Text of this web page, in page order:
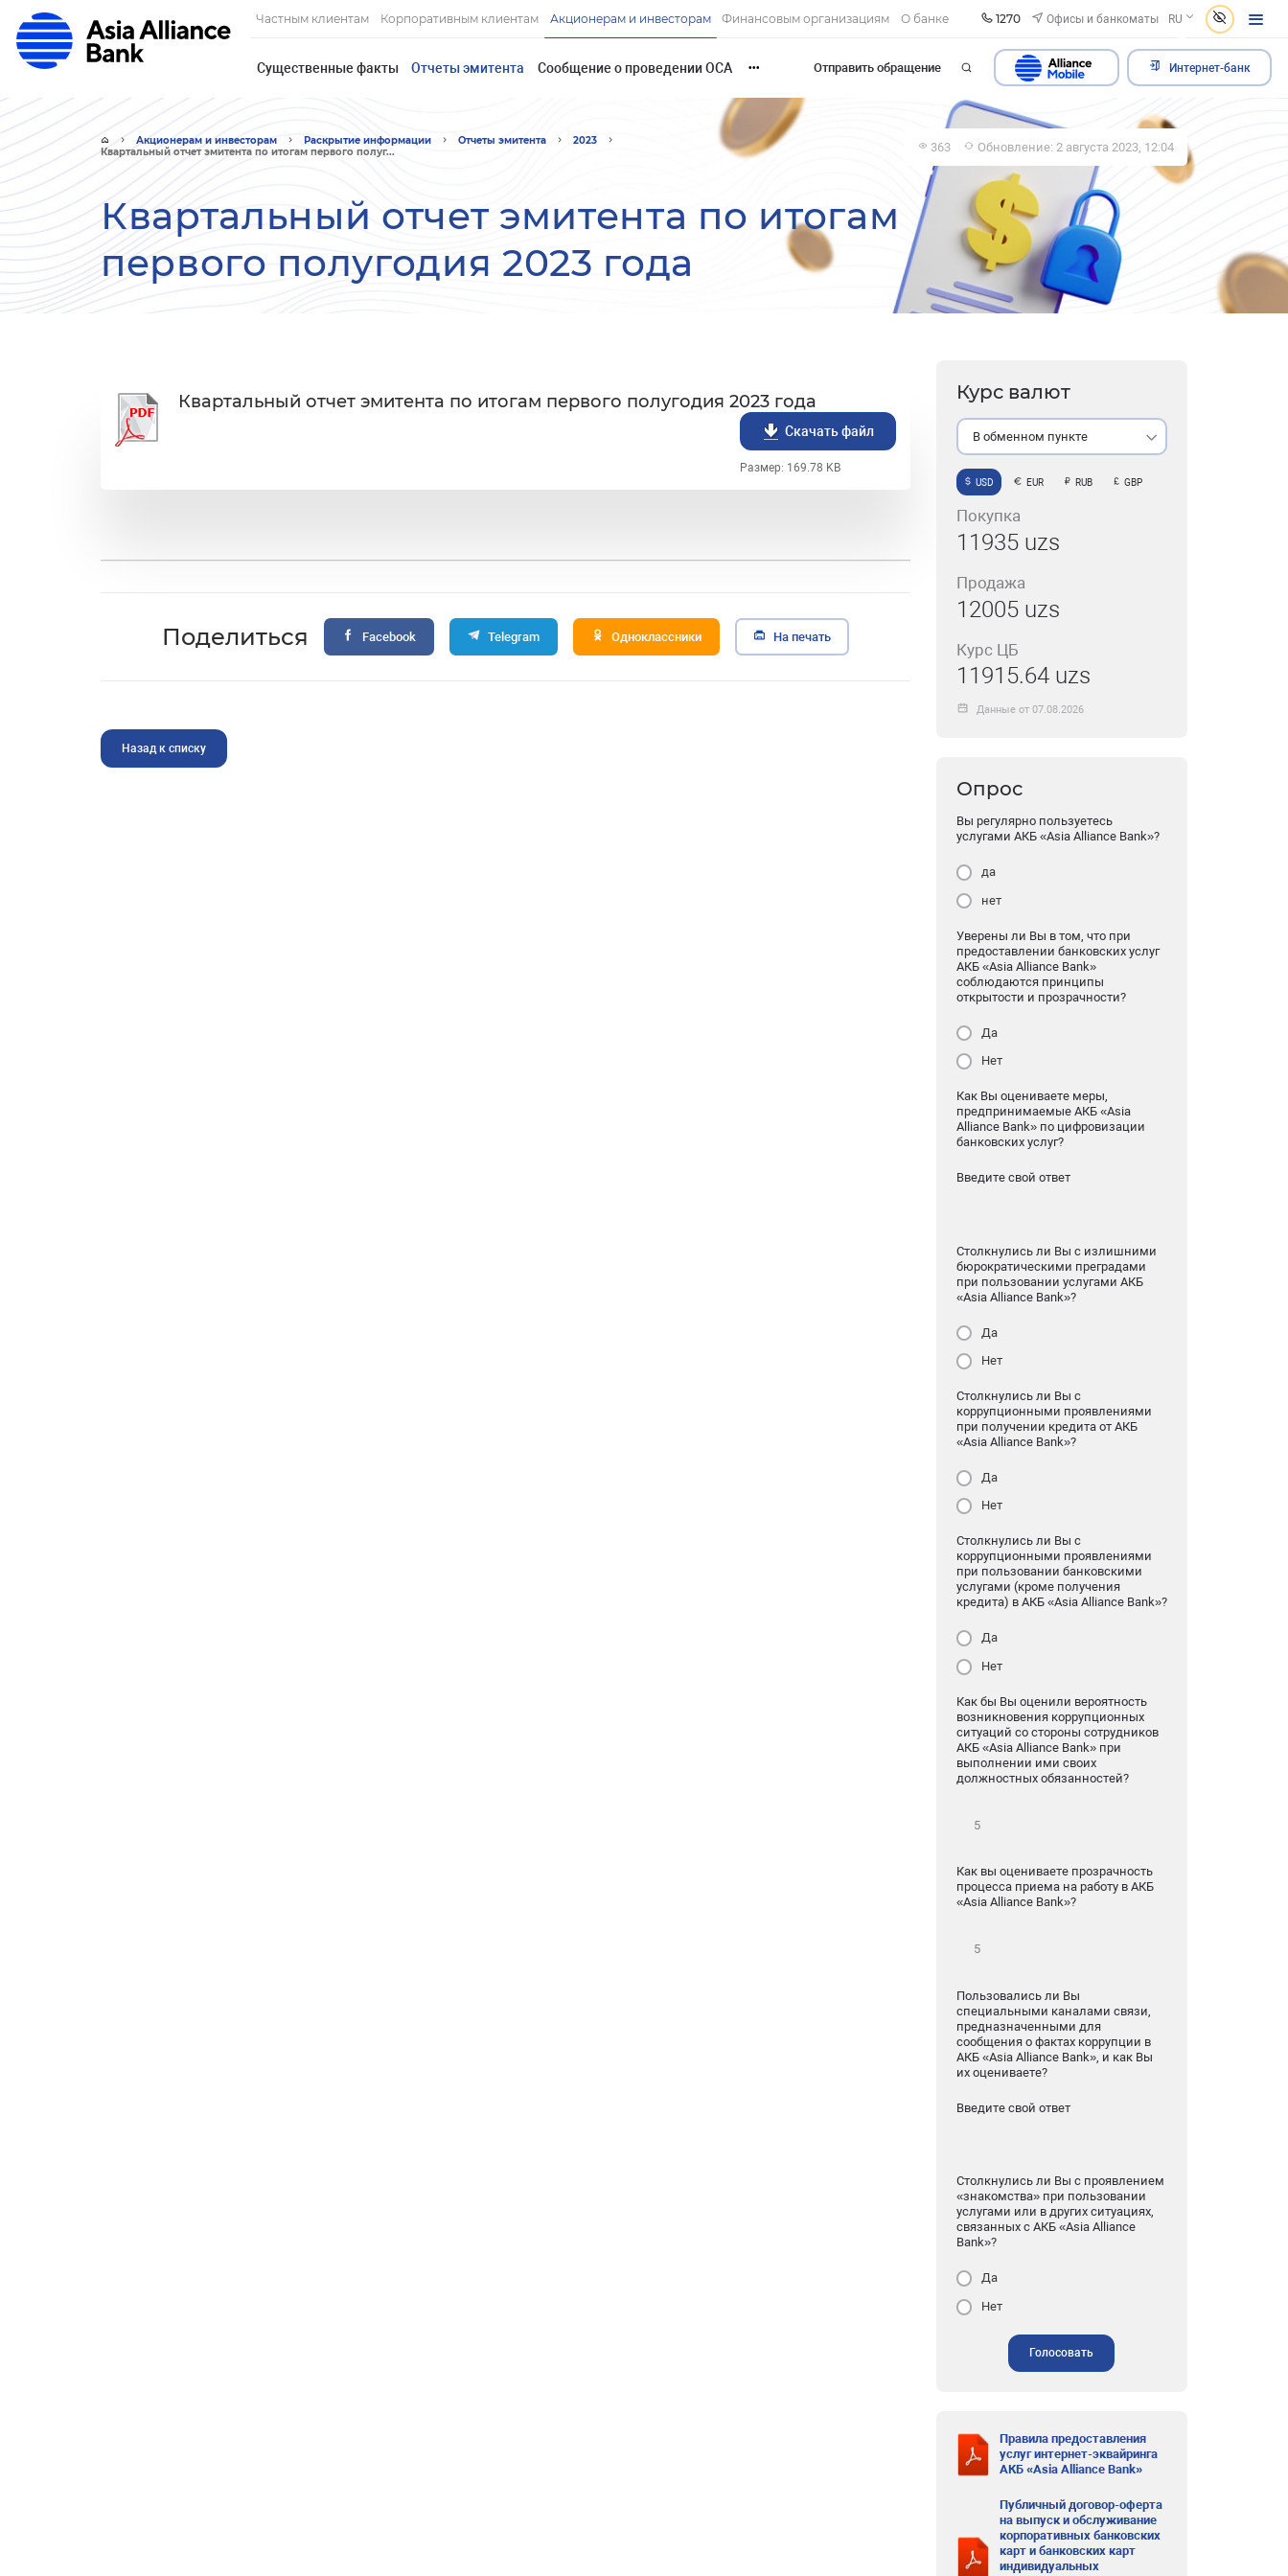
Частным клиентам Корпоративным клиентам Акционерам и инвесторам Финансовым организациям О банке 1270 Офисы и банкоматы RU
Существенные факты Отчеты эмитента Сообщение о проведении ОСА ••• Отправить обращение Интернет-банк
Акционерам и инвесторам Раскрытие информации Отчеты эмитента
2023
Квартальный отчет эмитента по итогам первого полуг...
363 Обновление: 2 августа 2023, 12:04
Квартальный отчет эмитента по итогам
первого полугодия 2023 года
Квартальный отчет эмитента по итогам первого полугодия 2023 года
Скачать файл
Размер: 169.78 KB
Поделиться Facebook Telegram Одноклассники На печать
Назад к списку
Курс валют
В обменном пункте
USD EUR RUB GBP
Покупка
11935 uzs
Продажа
12005 uzs
Курс ЦБ
11915.64 uzs
Данные от 07.08.2026
Опрос
Вы регулярно пользуетесь
услугами АКБ «Asia Alliance Bank»?
да
нет
Уверены ли Вы в том, что при
предоставлении банковских услуг
АКБ «Asia Alliance Bank»
соблюдаются принципы
открытости и прозрачности?
Да
Нет
Как Вы оцениваете меры,
предпринимаемые АКБ «Asia
Alliance Bank» по цифровизации
банковских услуг?
Введите свой ответ
Столкнулись ли Вы с излишними
бюрократическими преградами
при пользовании услугами АКБ
«Asia Alliance Bank»?
Да
Нет
Столкнулись ли Вы с
коррупционными проявлениями
при получении кредита от АКБ
«Asia Alliance Bank»?
Да
Нет
Столкнулись ли Вы с
коррупционными проявлениями
при пользовании банковскими
услугами (кроме получения
кредита) в АКБ «Asia Alliance Bank»?
Да
Нет
Как бы Вы оценили вероятность
возникновения коррупционных
ситуаций со стороны сотрудников
АКБ «Asia Alliance Bank» при
выполнении ими своих
должностных обязанностей?
Как вы оцениваете прозрачность
процесса приема на работу в АКБ
«Asia Alliance Bank»?
Пользовались ли Вы
специальными каналами связи,
предназначенными для
сообщения о фактах коррупции в
АКБ «Asia Alliance Bank», и как Вы
их оцениваете?
Введите свой ответ
Столкнулись ли Вы с проявлением
«знакомства» при пользовании
услугами или в других ситуациях,
связанных с АКБ «Asia Alliance
Bank»?
Да
Нет
Голосовать
Правила предоставления
услуг интернет-эквайринга
АКБ «Asia Alliance Bank»
Публичный договор-оферта
на выпуск и обслуживание
корпоративных банковских
карт и банковских карт
индивидуальных